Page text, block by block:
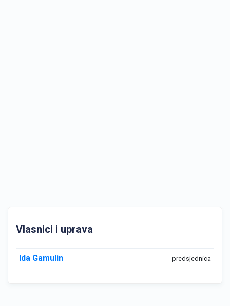
Vlasnici i uprava
Ida Gamulin predsjednica